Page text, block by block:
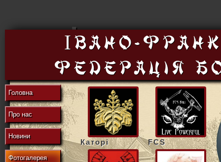
東
の
地
Івано-
федерацiя
Головна
Про нас
Новини
Фотогалерея
Каторі FCS